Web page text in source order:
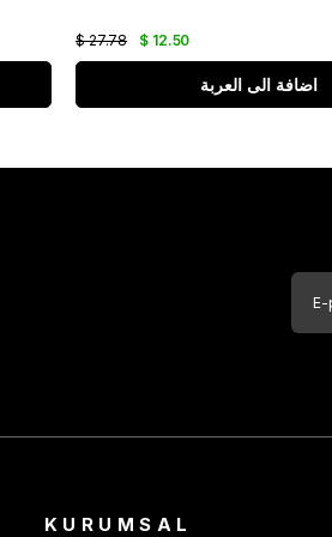
$ 12.50
$ 27.78
اضافة الى العربة
KURUMSAL